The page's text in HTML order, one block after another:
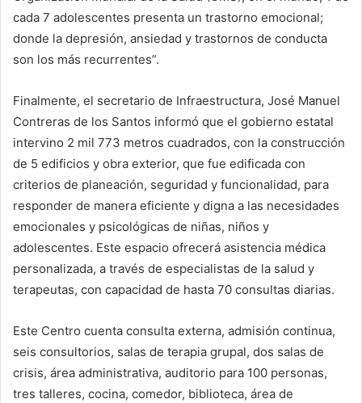
cada 7 adolescentes presenta un trastorno emocional;
donde la depresión, ansiedad y trastornos de conducta
son los más recurrentes”.
Finalmente, el secretario de Infraestructura, José Manuel
Contreras de los Santos informó que el gobierno estatal
intervino 2 mil 773 metros cuadrados, con la construcción
de 5 edificios y obra exterior, que fue edificada con
criterios de planeación, seguridad y funcionalidad, para
responder de manera eficiente y digna a las necesidades
emocionales y psicológicas de niñas, niños y
adolescentes. Este espacio ofrecerá asistencia médica
personalizada, a través de especialistas de la salud y
terapeutas, con capacidad de hasta 70 consultas diarias.
Este Centro cuenta consulta externa, admisión continua,
seis consultorios, salas de terapia grupal, dos salas de
crisis, área administrativa, auditorio para 100 personas,
tres talleres, cocina, comedor, biblioteca, área de